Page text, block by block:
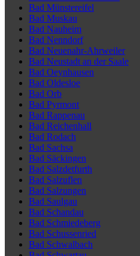
Bad Münstereifel
Bad Muskau
Bad Nauheim
Bad Nenndorf
Bad Neuenahr-Ahrweiler
Bad Neustadt an der Saale
Bad Oeynhausen
Bad Oldesloe
Bad Orb
Bad Pyrmont
Bad Rappenau
Bad Reichenhall
Bad Rodach
Bad Sachsa
Bad Säckingen
Bad Salzdetfurth
Bad Salzuflen
Bad Salzungen
Bad Saulgau
Bad Schandau
Bad Schmiedeberg
Bad Schussenried
Bad Schwalbach